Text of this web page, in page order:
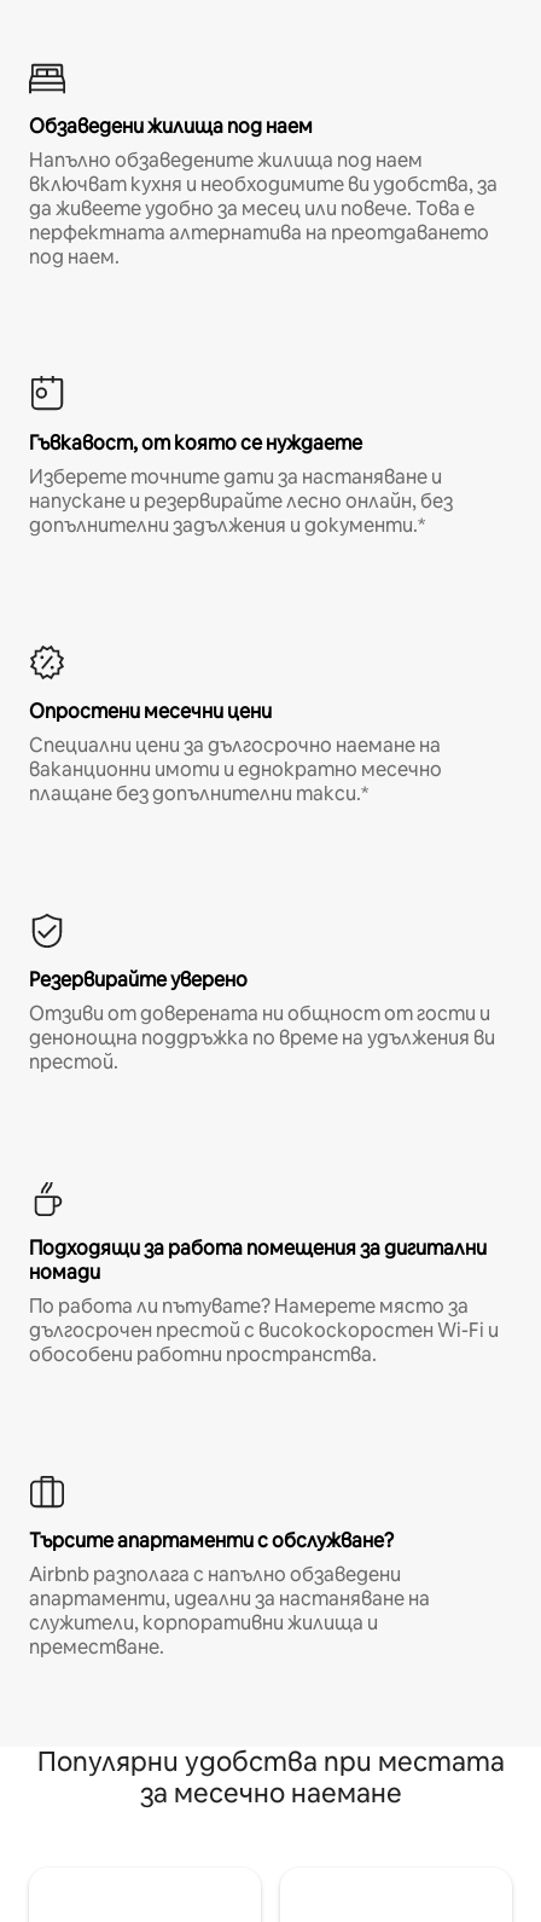
Обзаведени жилища под наем
Напълно обзаведените жилища под наем
включват кухня и необходимите ви удобства, за
да живеете удобно за месец или повече. Това е
перфектната алтернатива на преотдаването
под наем.
Гъвкавост, от която се нуждаете
Изберете точните дати за настаняване и
напускане и резервирайте лесно онлайн, без
допълнителни задължения и документи.*
Опростени месечни цени
Специални цени за дългосрочно наемане на
ваканционни имоти и еднократно месечно
плащане без допълнителни такси.*
Резервирайте уверено
Отзиви от доверената ни общност от гости и
денонощна поддръжка по време на удължения ви
престой.
Подходящи за работа помещения за дигитални
номади
По работа ли пътувате? Намерете място за
дългосрочен престой с високоскоростен Wi-Fi и
обособени работни пространства.
Търсите апартаменти с обслужване?
Airbnb разполага с напълно обзаведени
апартаменти, идеални за настаняване на
служители, корпоративни жилища и
преместване.
Популярни удобства при местата
за месечно наемане